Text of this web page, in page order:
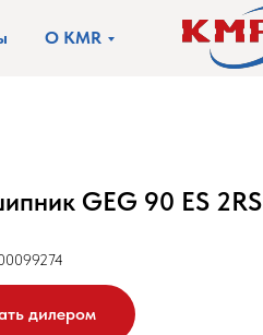
О KMR
GEG 90 ES 2RS
дилером